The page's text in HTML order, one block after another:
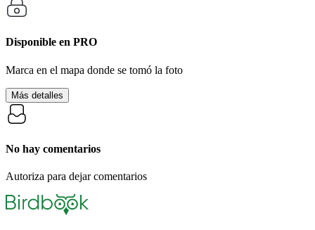
Disponible en PRO
Marca en el mapa donde se tomó la foto
Más detalles
No hay comentarios
Autoriza para dejar comentarios